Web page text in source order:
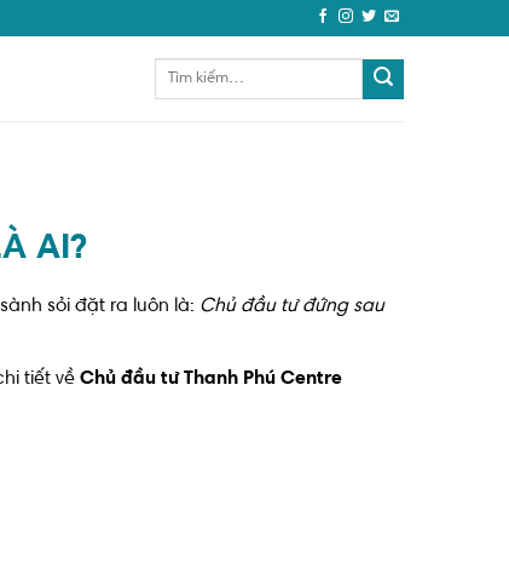
AI?
sỏi đặt ra luôn là: Chủ đầu tư đứng sau
tiết về Chủ đầu tư Thanh Phú Centre